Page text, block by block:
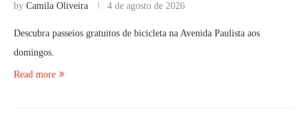
by Camila Oliveira 4 de agosto de 2026
Descubra passeios gratuitos de bicicleta na Avenida Paulista aos
domingos.
Read more